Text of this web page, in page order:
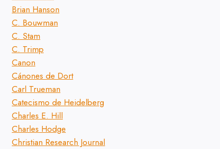
Brian Hanson
C. Bouwman
C. Stam
C. Trimp
Canon
Cánones de Dort
Carl Trueman
Catecismo de Heidelberg
Charles E. Hill
Charles Hodge
Christian Research Journal